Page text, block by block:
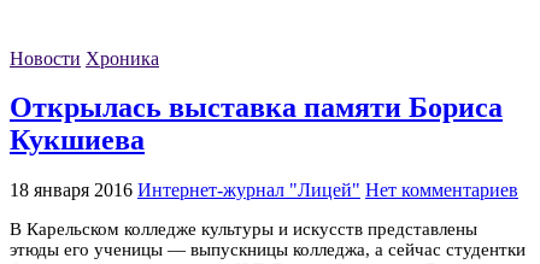
Новости Хроника
Открылась выставка памяти Бориса
Кукшиева
18 января 2016 Интернет-журнал "Лицей" Нет комментариев
В Карельском колледже культуры и искусств представлены
этюды его ученицы — выпускницы колледжа, а сейчас студентки